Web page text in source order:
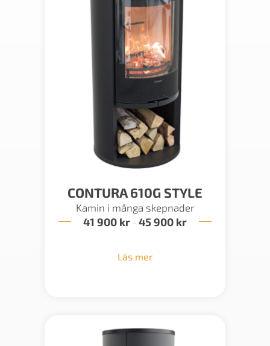
CONTURA 610G STYLE
Kamin i många skepnader
41 900 kr – 45 900 krPrisintervall:
Läs mer